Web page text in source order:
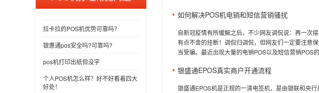
拉卡拉的POS机优势可靠吗？
银惠通pos安全吗?可靠吗?
pos机打印出纸但没字
个人POS机怎么样？好不好看着四大
好处！
如何解决POS机电销和短信营销骚扰
自新冠疫情有所缓解之后，不少网友调侃说：再一次接
有点不舍的挂断！调侃归调侃，但网友们一定要注意
当受骗。最近出现大量的电销POS以及短信营销POS
银盛通EPOS真实商户开通流程
银盛通EPOS机是正规的一清电签机，是由银联和央